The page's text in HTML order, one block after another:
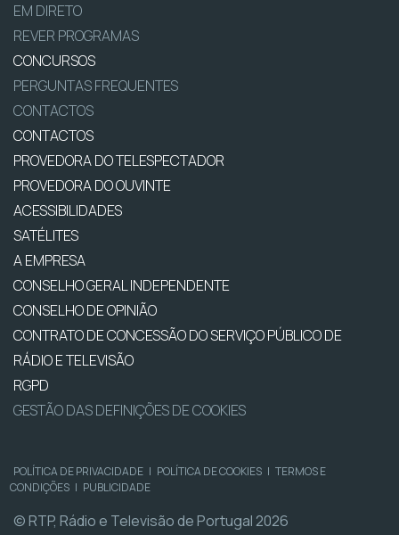
EM DIRETO
REVER PROGRAMAS
CONCURSOS
PERGUNTAS FREQUENTES
CONTACTOS
CONTACTOS
PROVEDORA DO TELESPECTADOR
PROVEDORA DO OUVINTE
ACESSIBILIDADES
SATÉLITES
A EMPRESA
CONSELHO GERAL INDEPENDENTE
CONSELHO DE OPINIÃO
CONTRATO DE CONCESSÃO DO SERVIÇO PÚBLICO DE
RÁDIO E TELEVISÃO
RGPD
GESTÃO DAS DEFINIÇÕES DE COOKIES
POLÍTICA DE PRIVACIDADE | POLÍTICA DE COOKIES | TERMOS E
CONDIÇÕES | PUBLICIDADE
© RTP, Rádio e Televisão de Portugal 2026